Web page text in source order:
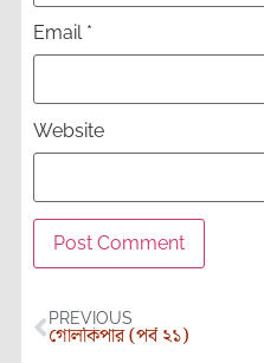
Email *
Website
PREVIOUS
গোলকিপার (পর্ব ২১)